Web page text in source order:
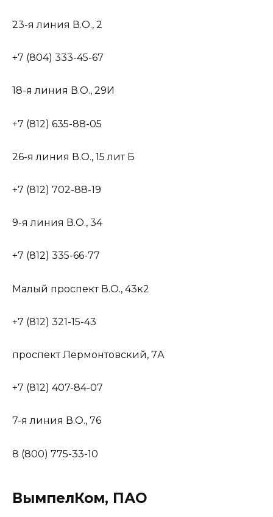
23-я линия В.О., 2
+7 (804) 333-45-67
18-я линия В.О., 29И
+7 (812) 635-88-05
26-я линия В.О., 15 лит Б
+7 (812) 702-88-19
9-я линия В.О., 34
+7 (812) 335-66-77
Малый проспект В.О., 43к2
+7 (812) 321-15-43
проспект Лермонтовский, 7А
+7 (812) 407-84-07
7-я линия В.О., 76
8 (800) 775-33-10
ВымпелКом, ПАО